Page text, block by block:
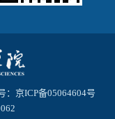
京ICP备05064604号